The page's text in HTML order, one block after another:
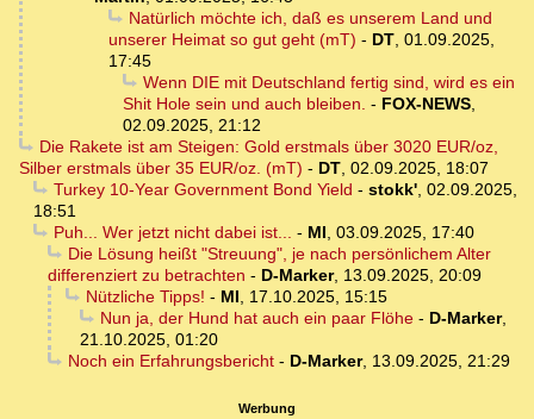
Natürlich möchte ich, daß es unserem Land und
unserer Heimat so gut geht (mT) - DT, 01.09.2025,
17:45
Wenn DIE mit Deutschland fertig sind, wird es ein
Shit Hole sein und auch bleiben. - FOX-NEWS,
02.09.2025, 21:12
Die Rakete ist am Steigen: Gold erstmals über 3020 EUR/oz,
Silber erstmals über 35 EUR/oz. (mT) - DT, 02.09.2025, 18:07
Turkey 10-Year Government Bond Yield - stokk', 02.09.2025,
18:51
Puh... Wer jetzt nicht dabei ist... - MI, 03.09.2025, 17:40
Die Lösung heißt "Streuung", je nach persönlichem Alter
differenziert zu betrachten - D-Marker, 13.09.2025, 20:09
Nützliche Tipps! - MI, 17.10.2025, 15:15
Nun ja, der Hund hat auch ein paar Flöhe- D-Marker,
21.10.2025, 01:20
Noch ein Erfahrungsbericht- D-Marker, 13.09.2025, 21:29
Werbung